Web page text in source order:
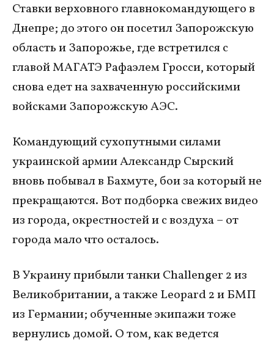
Ставки верховного главнокомандующего в
Днепре; до этого он посетил Запорожскую
область и Запорожье, где встретился с
главой МАГАТЭ Рафаэлем Гросси, который
снова едет на захваченную российскими
войсками Запорожскую АЭС.
Командующий сухопутными силами
украинской армии Александр Сырский
вновь побывал в Бахмуте, бои за который не
прекращаются. Вот подборка свежих видео
из города, окрестностей и с воздуха – от
города мало что осталось.
В Украину прибыли танки Challenger 2 из
Великобритании, а также Leopard 2 и БМП
из Германии; обученные экипажи тоже
вернулись домой. О том, как ведется